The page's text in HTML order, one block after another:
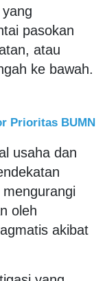
pasokan
atau
ke bawah.
Prioritas BUMN
usaha dan
oleh
akibat